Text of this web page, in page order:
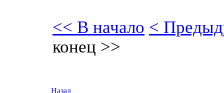
<< В начало <
конец >>
Назад